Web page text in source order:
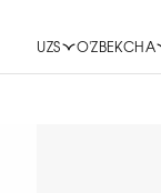
UZS O'ZBEKCHA